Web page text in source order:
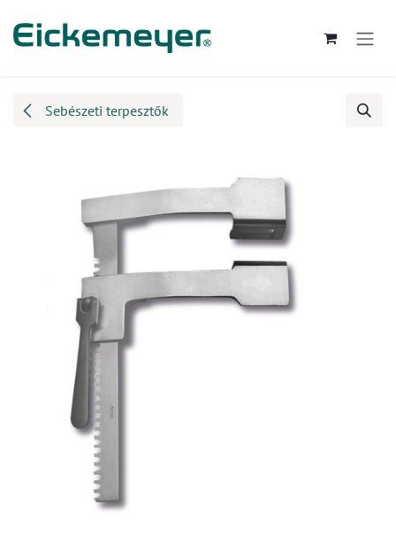
Sebészeti terpesztők